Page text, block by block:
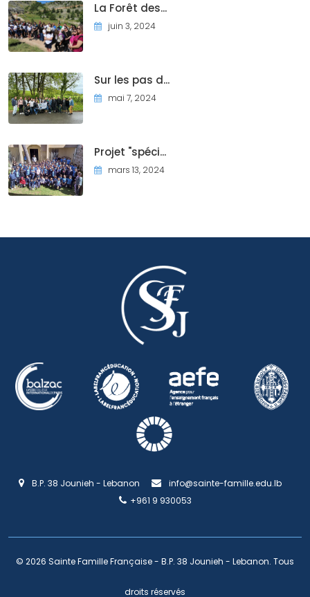
La Forêt des...
juin 3, 2024
Sur les pas d...
mai 7, 2024
Projet "spéci...
mars 13, 2024
B.P. 38 Jounieh - Lebanon
info@sainte-famille.edu.lb
+961 9 930053
© 2026 Sainte Famille Française - B.P. 38 Jounieh - Lebanon. Tous
droits réservés